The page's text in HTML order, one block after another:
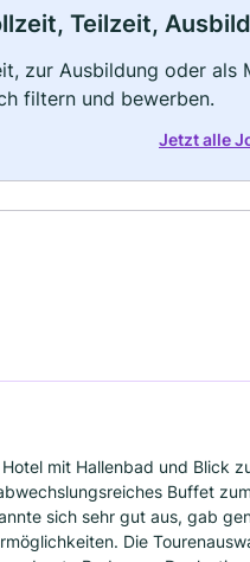
Teilzeit,
zur Ausbildung oder als
filtern und bewerben.
Jetzt alle
mit Hallenbad und Blick
Buffet
sich sehr gut aus, gab
Die